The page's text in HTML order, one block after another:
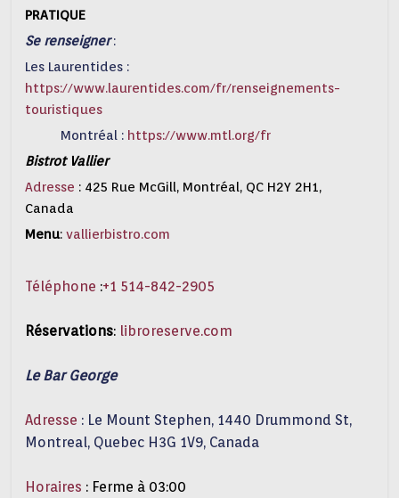
PRATIQUE
Se renseigner:
Les Laurentides :
https://www.laurentides.com/fr/renseignements-
touristiques
Montréal : https://www.mtl.org/fr
Bistrot Vallier
Adresse : 425 Rue McGill, Montréal, QC H2Y 2H1,
Canada
Menu:vallierbistro.com
Téléphone :+1 514-842-2905
Réservations: libroreserve.com
Le Bar George
Adresse : Le Mount Stephen, 1440 Drummond St,
Montreal, Quebec H3G 1V9, Canada
Horaires : Ferme à 03:00